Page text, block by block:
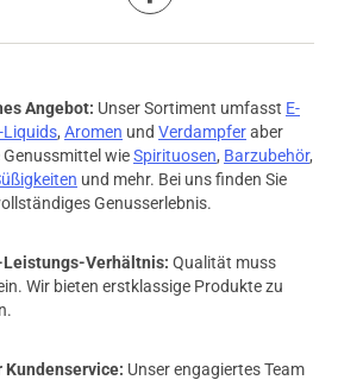
Angebot: Unser Sortiment umfasst E-
Liquids, Aromen und Verdampferaber
wieSpirituosen, Barzubehör,
und mehr. Bei uns finden Sie
Genusserlebnis.
Leistungs-Verhältnis: Qualität muss
Wir bieten erstklassige Produkte zu
Kundenservice: Unser engagiertes Team